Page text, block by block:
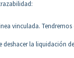
vinculada. Tendremos
deshacer la liquidación